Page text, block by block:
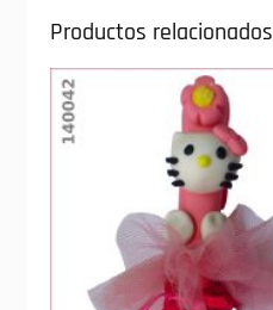
Productos relacionados